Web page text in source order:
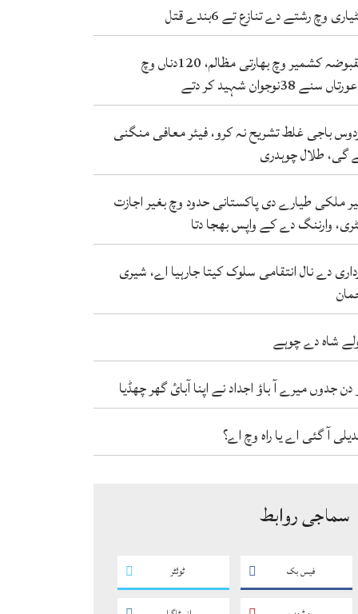
وچ رشتے دے تنازع تے 6بندے قتل
مقبوضہ کشمیر وچ بھارتی مظالم، 120دناں وچ
باجی غلط تشریح نہ کرو، فیئر معافی منگنی
گی، طلال چوہدری
ملکی طیارے دی پاکستانی حدود وچ بغیر اجازت
وارننگ دے کے واپس بھجا دتا
دے نال انتقامی سلوک کیتا جارہیا اے، شیری
شاہ دے چوہے
دن جدوں میرے آ باؤ اجداد نے اپنا آبائ گھر چھڈیا
آ گئی اے یا راہ وچ اے؟
سماجی روابط
فیس بک ٹوئٹر